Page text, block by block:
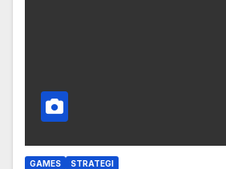
GAMES STRATEGI